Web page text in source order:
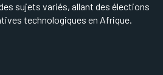
sujets variés, allant des élections
technologiques en Afrique.